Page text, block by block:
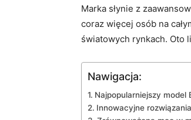
Marka słynie z
coraz więcej⁢ osób na
światowych rynkach. Oto
Nawigacja:
Najpopularniejszy model
Innowacyjne